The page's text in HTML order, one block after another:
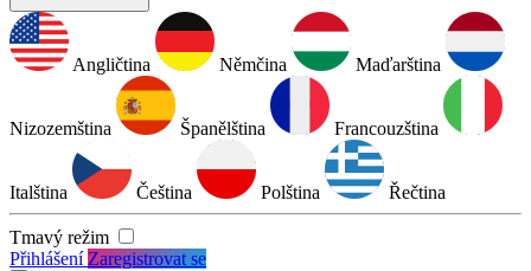
Angličtina Němčina Maďarština
Nizozemština Španělština Francouzština
Italština Čeština Polština Řečtina
Tmavý režim
PřihlášeníZaregistrovat se